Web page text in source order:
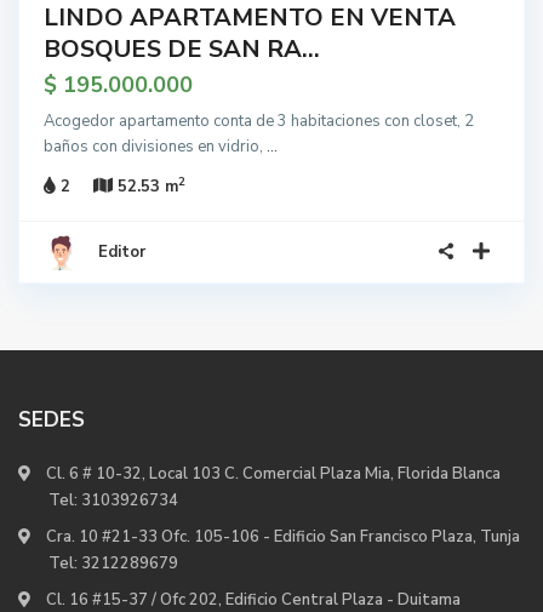
LINDO APARTAMENTO EN VENTA
BOSQUES DE SAN RA...
$ 195.000.000
Acogedor apartamento conta de 3 habitaciones con closet, 2
baños con divisiones en vidrio, ...
2
52.53 m2
Editor
SEDES
Cl. 6 # 10-32, Local 103 C. Comercial Plaza Mia, Florida Blanca
Tel: 3103926734
Cra. 10 #21-33 Ofc. 105-106 - Edificio San Francisco Plaza, Tunja
Tel: 3212289679
Cl. 16 #15-37 / Ofc 202, Edificio Central Plaza - Duitama